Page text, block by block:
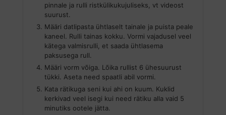
pinnale ja rulli ristkülikukujuliseks, vt videost
suurust.
Määri datlipasta ühtlaselt tainale ja puista peale
kaneel. Rulli tainas kokku. Vormi vajadusel veel
kätega valmisrulli, et saada ühtlasema
paksusega rull.
Määri vorm võiga. Lõika rullist 6 ühesuurust
tükki. Aseta need spaatli abil vormi.
Kata rätikuga seni kui ahi on kuum. Kuklid
kerkivad veel isegi kui need rätiku alla vaid 5
minutiks ootele jätta.